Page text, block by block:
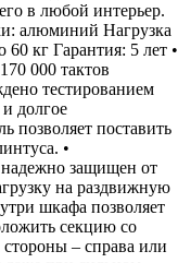
в любой интерьер.
алюминий Нагрузка
кг Гарантия: 5 лет •
000 тактов
тестированием
долгое
позволяет поставить
•
защищен от
на раздвижную
шкафа позволяет
секцию со
– справа или